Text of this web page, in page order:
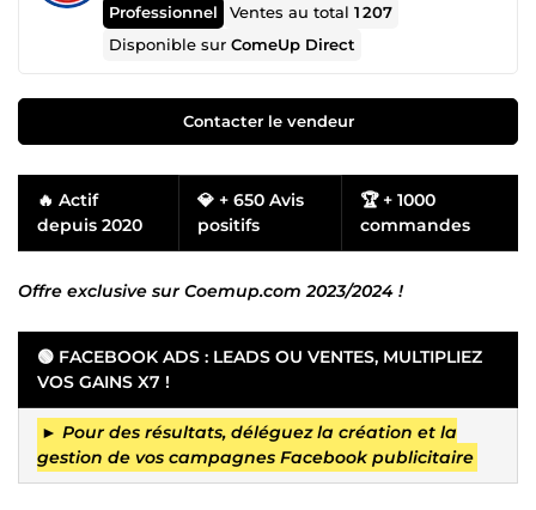
Professionnel Ventes au total1 207
Disponible surComeUp Direct
Contacter le vendeur
🔥 Actif
depuis 2020
💎 + 650 Avis
positifs
🏆 + 1000
commandes
Offre exclusive sur Coemup.com 2023/2024 !
🟢 FACEBOOK ADS : LEADS OU VENTES, MULTIPLIEZ
VOS GAINS X7 !
► Pour des résultats, déléguez la création et la
gestion de vos campagnes Facebook publicitaire